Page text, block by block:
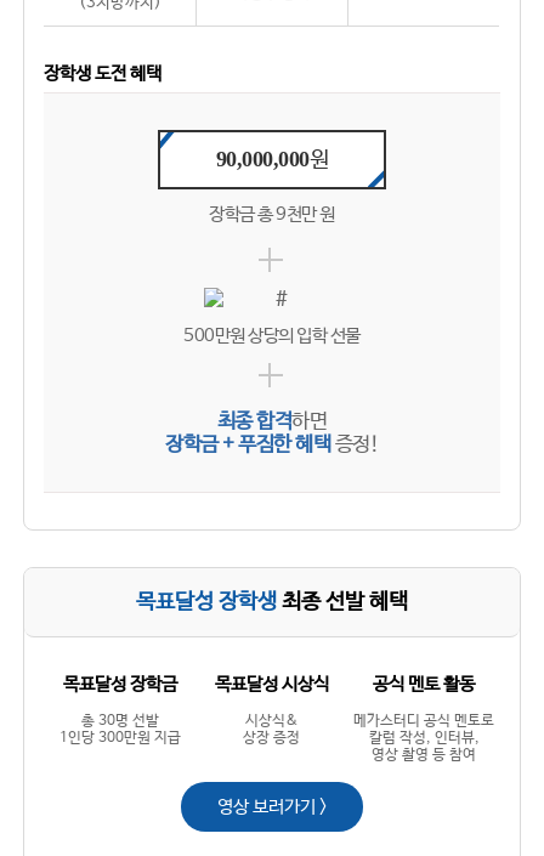
장학생 도전 혜택
90,000,000원
장학금 총 9천만 원
500만원 상당의 입학 선물
최종 합격하면
장학금 + 푸짐한 혜택 증정!
목표달성 장학생 최종 선발 혜택
목표달성 장학금
총 30명 선발
1인당 300만원 지급
목표달성 시상식
시상식&
상장 증정
공식 멘토 활동
메가스터디 공식 멘토로
칼럼 작성, 인터뷰,
영상 촬영 등 참여
영상 보러가기 >